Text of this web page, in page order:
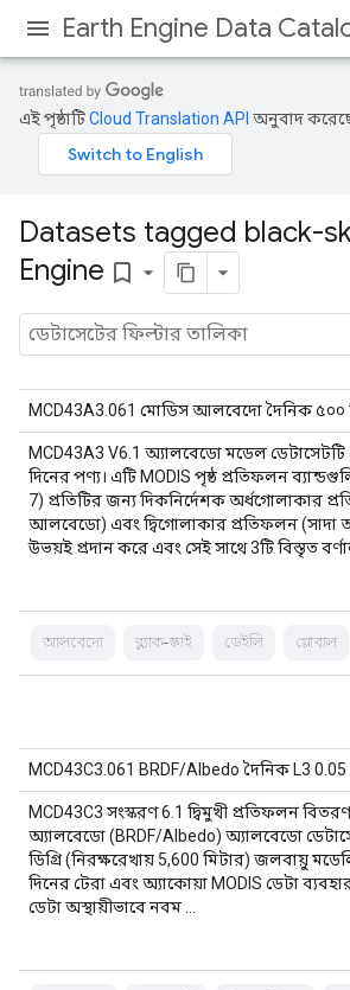
Earth Engine Data
এই পৃষ্ঠাটিCloud Translation API অনুবাদ
Datasets tagged black-
Engine bookmark_border
MCD43A3.061 মোডিস আলবেদো দৈনিক ৫০০
MCD43A3 V6.1 অ্যালবেডো মডেল
দিনের পণ্য। এটি MODIS পৃষ্ঠ প্রতিফলন
7) প্রতিটির জন্য দিকনির্দেশক অর্ধগোলাকার
আলবেডো) এবং দ্বিগোলাকার প্রতিফলন
উভয়ই প্রদান করে এবং সেই সাথে 3টি বিস্তৃত
আলবেদো ব্ল্যাক-স্কাই ডেইলি গ্লোবাল
MCD43C3.061 BRDF/Albedo দৈনিক L3 0.05
MCD43C3 সংস্করণ 6.1 দ্বিমুখী প্রতিফলন
অ্যালবেডো (BRDF/Albedo) অ্যালবেডো
ডিগ্রি (নিরক্ষরেখায় 5,600 মিটার) জলবায়ু
দিনের টেরা এবং অ্যাকোয়া MODIS ডেটা
ডেটা অস্থায়ীভাবে নবম ...